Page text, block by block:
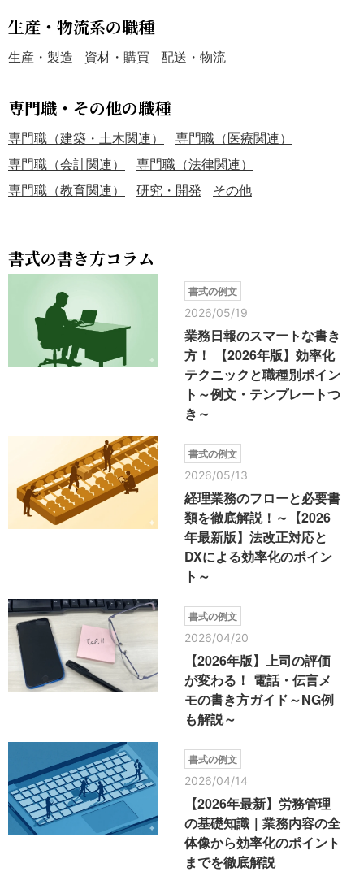
生産・物流系の職種
生産・製造 資材・購買 配送・物流
専門職・その他の職種
専門職（建築・土木関連）
専門職（医療関連）
専門職（会計関連）
専門職（法律関連）
専門職（教育関連）
研究・開発 その他
書式の書き方コラム
書式の例文
2026/05/19
業務日報のスマートな書き
方！ 【2026年版】効率化
テクニックと職種別ポイン
ト～例文・テンプレートつ
き～
書式の例文
2026/05/13
経理業務のフローと必要書
類を徹底解説！～【2026
年最新版】法改正対応と
DXによる効率化のポイン
ト～
書式の例文
2026/04/20
【2026年版】上司の評価
が変わる！ 電話・伝言メ
モの書き方ガイド～NG例
も解説～
書式の例文
2026/04/14
【2026年最新】労務管理
の基礎知識｜業務内容の全
体像から効率化のポイント
までを徹底解説